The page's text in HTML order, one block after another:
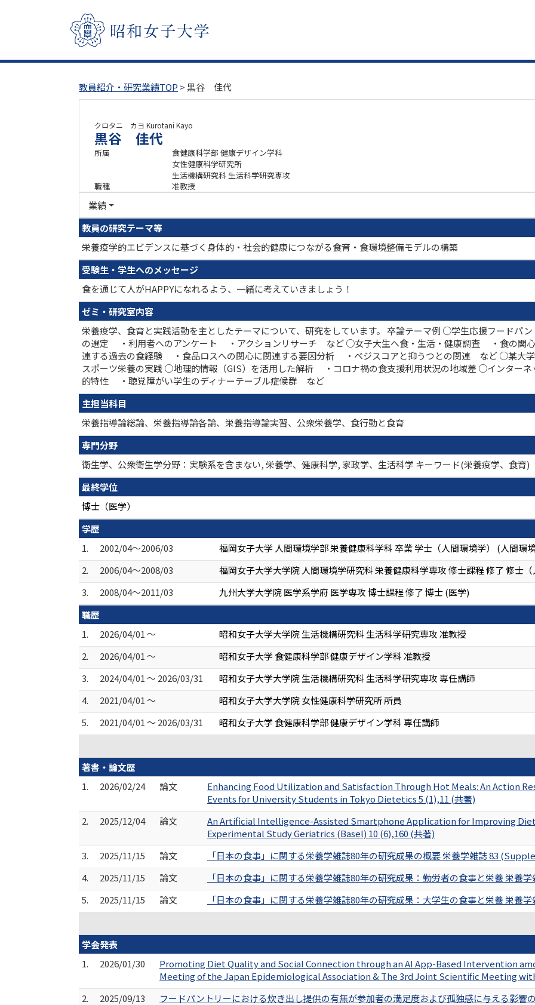
教員紹介・研究業績TOP > 黒谷 佳代
クロタニ カヨ Kurotani Kayo
黒谷 佳代
所属
食健康科学部 健康デザイン学科
女性健康科学研究所
生活機構研究科 生活科学研究専攻
職種
准教授
業績
教員の研究テーマ等
栄養疫学的エビデンスに基づく身体的・社会的健康につながる食育・食環境整備モデルの構築
受験生・学生へのメッセージ
食を通じて人がHAPPYになれるよう、一緒に考えていきましょう！
ゼミ・研究室内容
栄養疫学、食育と実践活動を主としたテーマについて、研究をしています。 卒論テーマ例 ○学生応援フード
の選定 ・利用者へのアンケート ・アクションリサーチ など ○女子大生へ食・生活・健康調査 ・食の関
連する過去の食経験 ・食品ロスへの関心に関連する要因分析 ・ベジスコアと抑うつとの関連 など ○某大
スポーツ栄養の実践 ○地理的情報（GIS）を活用した解析 ・コロナ禍の食支援利用状況の地域差 ○インター
的特性 ・聴覚障がい学生のディナーテーブル症候群 など
主担当科目
栄養指導論総論、栄養指導論各論、栄養指導論実習、公衆栄養学、食行動と食育
専門分野
衛生学、公衆衛生学分野：実験系を含まない, 栄養学、健康科学, 家政学、生活科学 キーワード(栄養疫学、食育)
最終学位
博士（医学）
学歴
1.
2002/04～2006/03
福岡女子大学 人間環境学部 栄養健康科学科 卒業 学士（人間環境学） (人間環
2.
2006/04～2008/03
福岡女子大学大学院 人間環境学研究科 栄養健康科学専攻 修士課程 修了 修士
3.
2008/04～2011/03
九州大学大学院 医学系学府 医学専攻 博士課程 修了 博士 (医学)
職歴
1.
2026/04/01 ～
昭和女子大学大学院 生活機構研究科 生活科学研究専攻 准教授
2.
2026/04/01 ～
昭和女子大学 食健康科学部 健康デザイン学科 准教授
3.
2024/04/01 ～ 2026/03/31
昭和女子大学大学院 生活機構研究科 生活科学研究専攻 専任講師
4.
2021/04/01 ～
昭和女子大学大学院 女性健康科学研究所 所員
5.
2021/04/01 ～ 2026/03/31
昭和女子大学 食健康科学部 健康デザイン学科 専任講師
著書・論文歴
1.
2026/02/24 論文
Enhancing Food Utilization and Satisfaction Through Hot Meals: An Action
Events for University Students in Tokyo Dietetics 5 (1),11 (共著)
2.
2025/12/04 論文
An Artificial Intelligence-Assisted Smartphone Application for Improving
Experimental Study Geriatrics (Basel) 10 (6),160 (共著)
3.
2025/11/15 論文
「日本の食事」に関する栄養学雑誌80年の研究成果の概要 栄養学雑誌 83
4.
2025/11/15 論文
「日本の食事」に関する栄養学雑誌80年の研究成果：勤労者の食事と栄養 栄
5.
2025/11/15 論文
「日本の食事」に関する栄養学雑誌80年の研究成果：大学生の食事と栄養 栄
学会発表
1.
2026/01/30
Promoting Diet Quality and Social Connection through an AI App-Based Intervention
Meeting of the Japan Epidemiological Association & The 3rd Joint Scientific Meeting
2.
2025/09/13
フードパントリーにおける炊き出し提供の有無が参加者の満足度および孤独感に与える影響